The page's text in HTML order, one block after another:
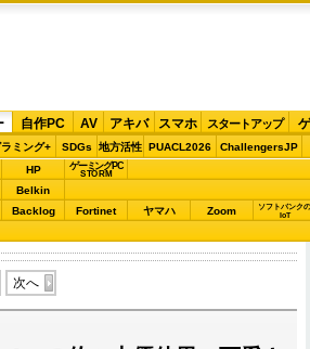
自作PC AV アキバ スマホ スタートアップ
ミング+ SDGs 地方活性 PUACL2026 ChallengersJP
HP ゲーミングPC
STORM
Belkin
Backlog Fortinet ヤマハ Zoom
ソフトバンクの
IoT
次へ